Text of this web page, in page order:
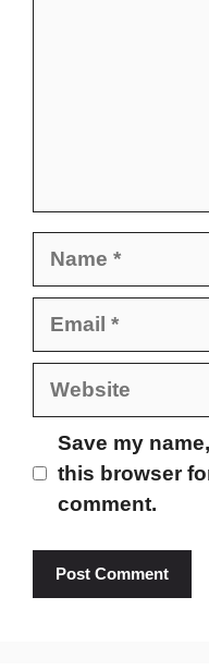
Website
Save my
this browser
comment.